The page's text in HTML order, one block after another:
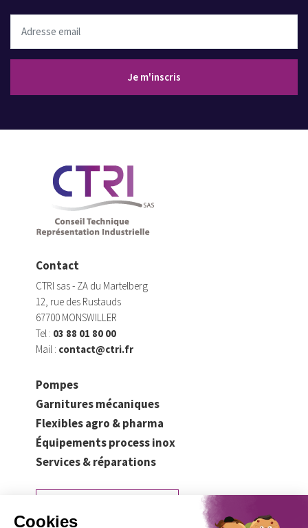
Adresse email
Je m'inscris
Contact
CTRI sas - ZA du Martelberg
12, rue des Rustauds
67700 MONSWILLER
Tel : 03 88 01 80 00
Mail : contact@ctri.fr
Pompes
Garnitures mécaniques
Flexibles agro & pharma
Équipements process inox
Services & réparations